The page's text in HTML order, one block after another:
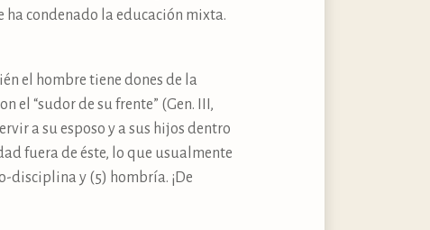
ha condenado la educación mixta.
el hombre tiene dones de la
el “sudor de su frente” (Gen. III,
a su esposo y a sus hijos dentro
fuera de éste, lo que usualmente
disciplina y (5) hombría. ¡De